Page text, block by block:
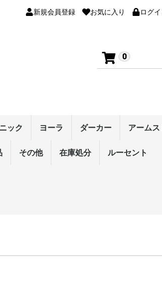
新規会員登録 お気に入り ログ
0
ラザンター・シリーズ
テンション系裏ソフト
ヘキサー・シリーズ(裏
ソフト)
プラクソン・シリーズ
ラザント カオス
テンション系表ソフト
ク
ック
ー ブルー・シリーズ
アクーダ・シリーズ
テンション系裏ソフ
高弾性裏ソフト
コントロール性裏ソ
表ソフト
スパイク・シリーズ
ット・シェーク
ット・ペン
アテナンス 接着剤
ラケットメンテナン
ラバーメンテナンス
他
ヨーラ
ラバー テン
高弾
粘着
コン
テン
粒高ラ
ウェア
メンテナンス 接着剤
ラバ
ラケ
ボール
ラージ用品
ダーカー
ラケット・シェーク
ラケット・ペン
アーム
ラバー
ラケット
ラケット
メンテナ
ラージ用
その他
その他 在庫処分 ルーセント